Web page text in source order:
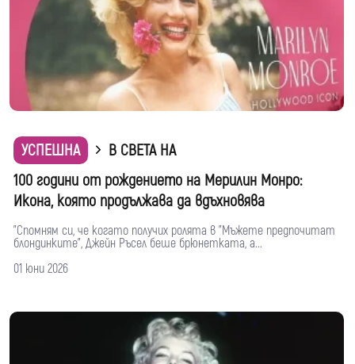
УСПЕШНА
В СВЕТА НА
100 години от рождението на Мерилин Монро:
Икона, която продължава да вдъхновява
"Спомням си, че когато получих ролята в "Мъжете предпочитат
блондинките", Джейн Ръсел беше брюнетката, а...
01 юни 2026